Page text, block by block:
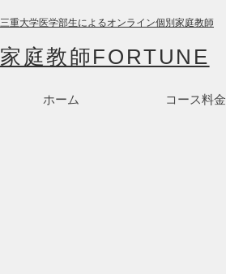
三重大学医学部生によるオンライン個別家庭教師
家庭教師FORTUNE
ホーム コース料金